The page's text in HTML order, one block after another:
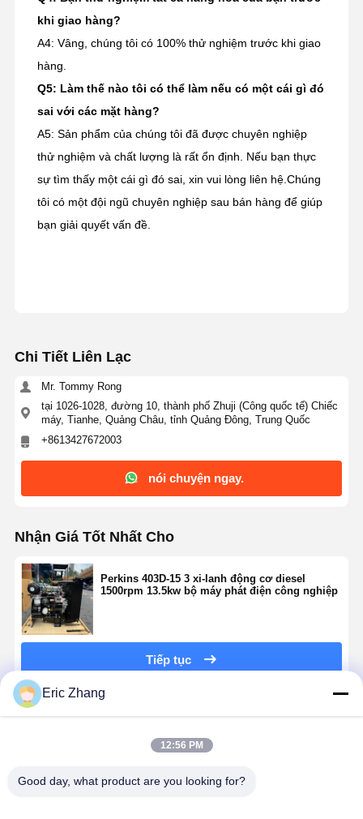
khi giao hàng?
A4: Vâng, chúng tôi có 100% thử nghiệm trước khi giao
hàng.
Q5: Làm thế nào tôi có thể làm nếu có một cái gì đó
sai với các mặt hàng?
A5: Sản phẩm của chúng tôi đã được chuyên nghiệp
thử nghiệm và chất lượng là rất ổn định. Nếu bạn thực
sự tìm thấy một cái gì đó sai, xin vui lòng liên hệ.Chúng
tôi có một đội ngũ chuyên nghiệp sau bán hàng để giúp
bạn giải quyết vấn đề.
Chi Tiết Liên Lạc
Mr. Tommy Rong
tại 1026-1028, đường 10, thành phố Zhuji (Công quốc tế) Chiếc
máy, Tianhe, Quảng Châu, tỉnh Quảng Đông, Trung Quốc
+8613427672003
nói chuyện ngay.
Nhận Giá Tốt Nhất Cho
Perkins 403D-15 3 xi-lanh động cơ diesel
1500rpm 13.5kw bộ máy phát điện công nghiệp
Tiếp tục
Sản Phẩm Khuyến Cáo
Eric Zhang
12:56 PM
Good day, what product are you looking for?